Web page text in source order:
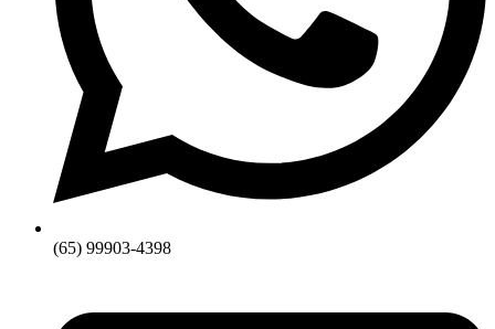
(65) 99903-4398